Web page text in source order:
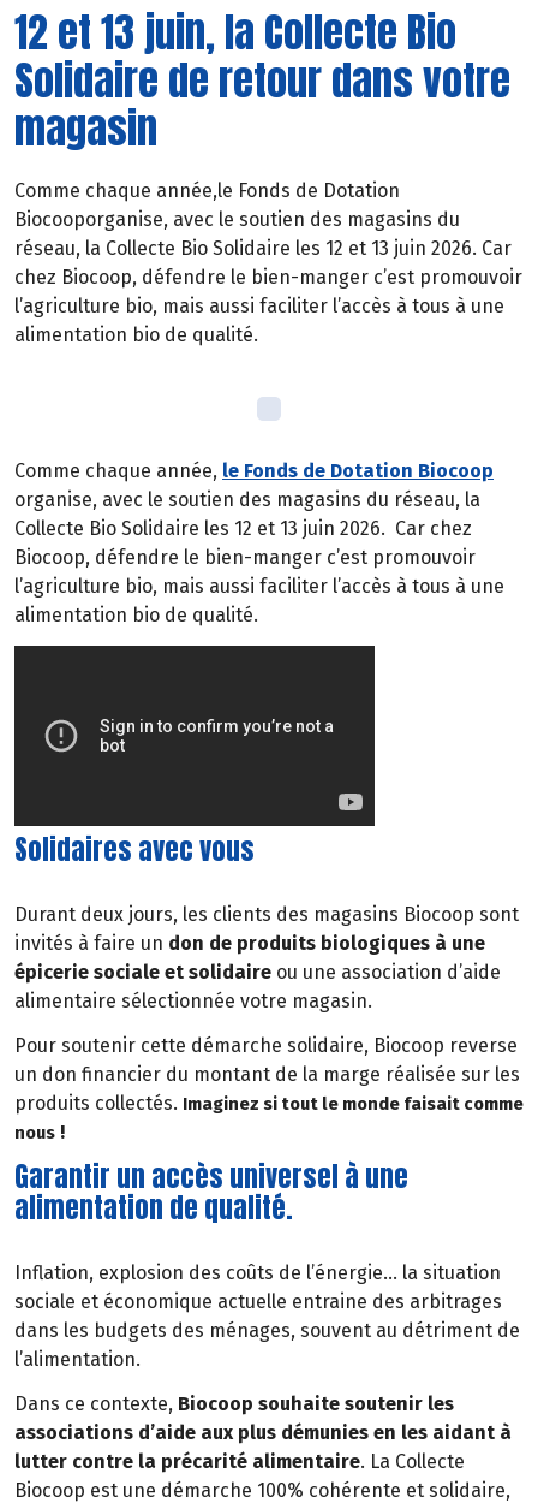
12 et 13 juin, la Collecte Bio
Solidaire de retour dans votre
magasin
Comme chaque année,le Fonds de Dotation
Biocooporganise, avec le soutien des magasins du
réseau, la Collecte Bio Solidaire les 12 et 13 juin 2026. Car
chez Biocoop, défendre le bien-manger c’est promouvoir
l’agriculture bio, mais aussi faciliter l’accès à tous à une
alimentation bio de qualité.
Comme chaque année, le Fonds de Dotation Biocoop
organise, avec le soutien des magasins du réseau, la
Collecte Bio Solidaire les 12 et 13 juin 2026. Car chez
Biocoop, défendre le bien-manger c’est promouvoir
l’agriculture bio, mais aussi faciliter l’accès à tous à une
alimentation bio de qualité.
Solidaires avec vous
Durant deux jours, les clients des magasins Biocoop sont
invités à faire un don de produits biologiques à une
épicerie sociale et solidaire ou une association d’aide
alimentaire sélectionnée votre magasin.
Pour soutenir cette démarche solidaire, Biocoop reverse
un don financier du montant de la marge réalisée sur les
produits collectés. Imaginez si tout le monde faisait comme
nous !
Garantir un accès universel à une
alimentation de qualité.
Inflation, explosion des coûts de l’énergie… la situation
sociale et économique actuelle entraine des arbitrages
dans les budgets des ménages, souvent au détriment de
l’alimentation.
Dans ce contexte, Biocoop souhaite soutenir les
associations d’aide aux plus démunies en les aidant à
lutter contre la précarité alimentaire. La Collecte
Biocoop est une démarche 100% cohérente et solidaire,